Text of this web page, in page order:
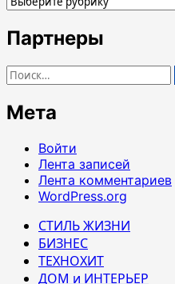
Партнеры
Найти:
Мета
Войти
Лента записей
Лента комментариев
WordPress.org
СТИЛЬ ЖИЗНИ
БИЗНЕС
ТЕХНОХИТ
ДОМ и ИНТЕРЬЕР